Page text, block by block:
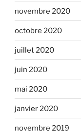
novembre 2020
octobre 2020
juillet 2020
juin 2020
mai 2020
janvier 2020
novembre 2019